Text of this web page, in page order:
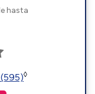
hasta
◊